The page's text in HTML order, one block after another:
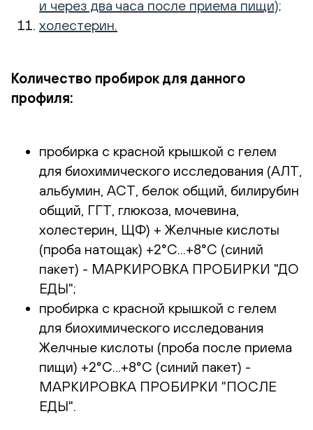
и через два часа после приема пищи);
холестерин.
Количество пробирок для данного
профиля:
пробирка с красной крышкой с гелем
для биохимического исследования (АЛТ,
альбумин, АСТ, белок общий, билирубин
общий, ГГТ, глюкоза, мочевина,
холестерин, ЩФ) + Желчные кислоты
(проба натощак) +2°С...+8°С (синий
пакет) - МАРКИРОВКА ПРОБИРКИ "ДО
ЕДЫ";
пробирка с красной крышкой с гелем
для биохимического исследования
Желчные кислоты (проба после приема
пищи) +2°С...+8°С (синий пакет) -
МАРКИРОВКА ПРОБИРКИ "ПОСЛЕ
ЕДЫ".